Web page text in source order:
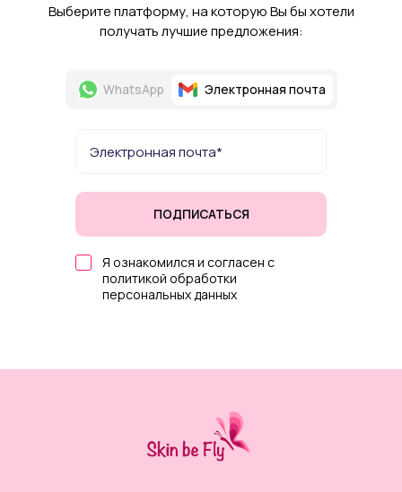
Выберите платформу, на которую Вы бы хотели
получать лучшие предложения:
WhatsApp Электронная почта
ПОДПИСАТЬСЯ
Я ознакомился и согласен с
политикой обработки
персональных данных